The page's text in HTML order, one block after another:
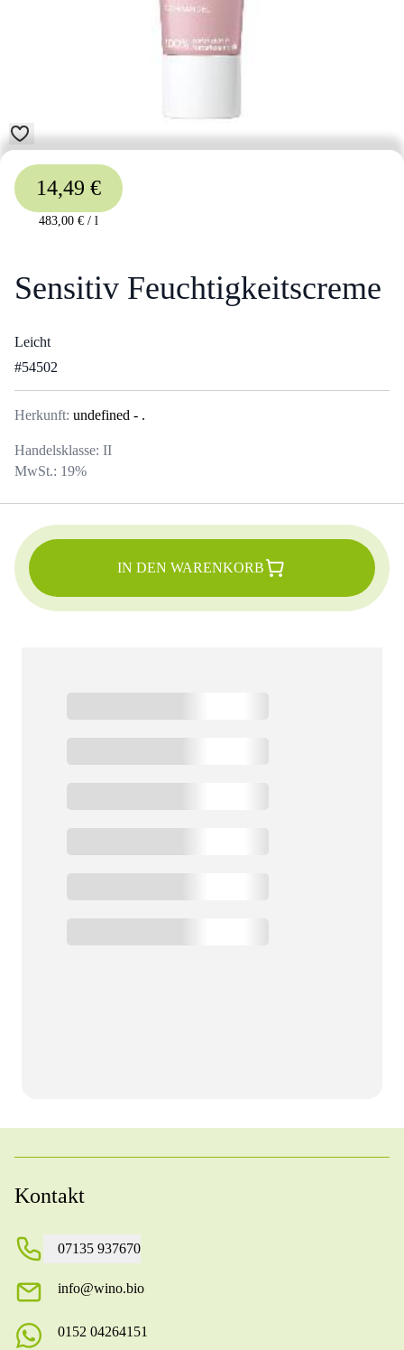
Sensitiv Feuchtigkeitscreme
Leicht
#54502
Herkunft: undefined - .
Handelsklasse: II
MwSt.: 19%
14,49 €
483,00 € / l
IN DEN WARENKORB
Kontakt
07135 937670
info@wino.bio
0152 04264151